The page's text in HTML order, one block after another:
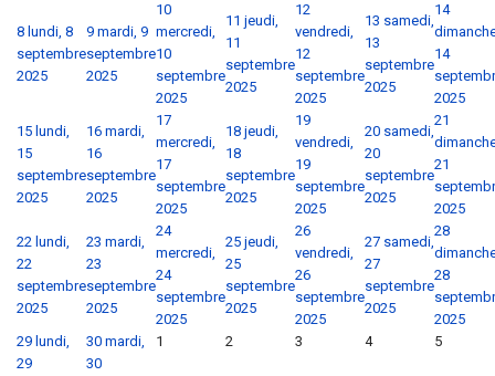
8 lundi, 8
septembre
2025
9 mardi, 9
septembre
2025
10
mercredi,
10
septembre
2025
11 jeudi,
11
septembre
2025
12
vendredi,
12
septembre
2025
13 samedi,
13
septembre
2025
14
14
2025
15 lundi,
15
septembre
2025
16 mardi,
16
septembre
2025
17
mercredi,
17
septembre
2025
18 jeudi,
18
septembre
2025
19
vendredi,
19
septembre
2025
20 samedi,
20
septembre
2025
21
21
2025
22 lundi,
22
septembre
2025
23 mardi,
23
septembre
2025
24
mercredi,
24
septembre
2025
25 jeudi,
25
septembre
2025
26
vendredi,
26
septembre
2025
27 samedi,
27
septembre
2025
28
28
2025
29 lundi,
29
30 mardi,
30
1 2 3 4 5